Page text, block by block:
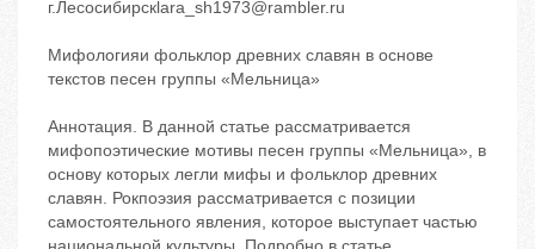
г.Лесосибирскlara_sh1973@rambler.ru
Мифологияи фольклор древних славян в основе
текстов песен группы «Мельница»
Аннотация. В данной статье рассматривается
мифопоэтические мотивы песен группы «Мельница», в
основу которых легли мифы и фольклор древних
славян. Рокпоэзия рассматривается с позиции
самостоятельного явления, которое выступает частью